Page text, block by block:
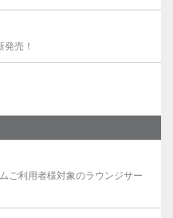
売！
ご利用者様対象のラウンジサー